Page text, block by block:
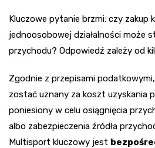
Kluczowe pytanie brzmi: czy zakup
jednoosobowej działalności może
przychodu? Odpowiedź zależy od
Zgodnie z przepisami
zostać uznany za koszt uzyskania
poniesiony w celu osiągnięcia
albo zabezpieczenia źródła
Multisport kluczowy jest